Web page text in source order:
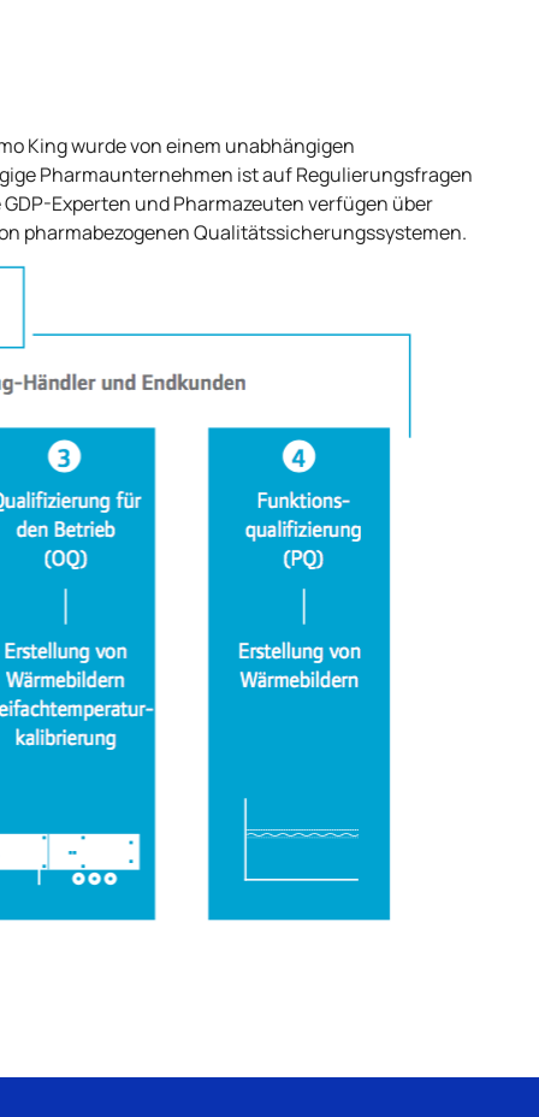
Kingwurde von einem unabhängigen
Pharmaunternehmen ist auf Regulierungsfragen
Experten und Pharmazeuten verfügen über
pharmabezogenen Qualitätssicherungssystemen.